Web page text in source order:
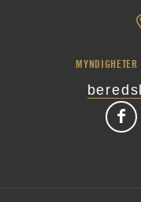
MYNDIGHETER